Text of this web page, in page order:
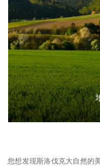
您想发现斯洛伐克大自然的